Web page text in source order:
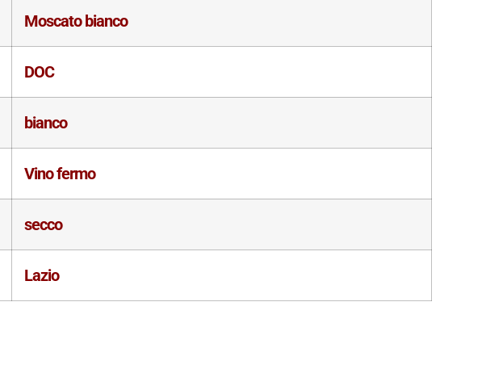
Moscato bianco
DOC
bianco
Vino fermo
secco
Lazio